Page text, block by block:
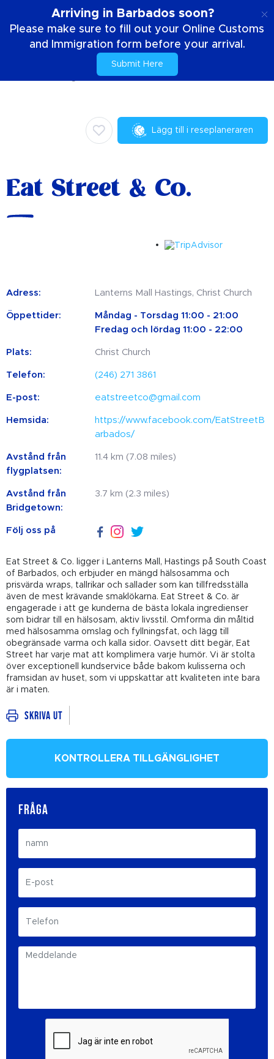
Arriving in Barbados soon?
Please make sure to fill out your Online Customs
and Immigration form before your arrival.
Submit Here
Kulinariska Eat Street & Co.
Lägg till i reseplaneraren
Eat Street & Co.
Adress: Lanterns Mall Hastings, Christ Church
Öppettider:
Måndag - Torsdag 11:00 - 21:00
Fredag ​​och lördag 11:00 - 22:00
Plats: Christ Church
Telefon: (246) 271 3861
E-post: eatstreetco@gmail.com
Hemsida:
https://www.facebook.com/EatStreetB
arbados/
Avstånd från
flygplatsen:
11.4 km (7.08 miles)
Avstånd från
Bridgetown:
3.7 km (2.3 miles)
Följ oss på
Eat Street & Co. ligger i Lanterns Mall, Hastings på South Coast
of Barbados, och erbjuder en mängd hälsosamma och
prisvärda wraps, tallrikar och sallader som kan tillfredsställa
även de mest krävande smaklökarna. Eat Street & Co. är
engagerade i att ge kunderna de bästa lokala ingredienser
som bidrar till en hälsosam, aktiv livsstil. Omforma din måltid
med hälsosamma omslag och fyllningsfat, och lägg till
obegränsade varma och kalla sidor. Oavsett ditt begär, Eat
Street har varje mat att komplimera varje humör. Vi är stolta
över exceptionell kundservice både bakom kulisserna och
framsidan av huset, som vi uppskattar att kvaliteten inte bara
är i maten.
Skriva ut
KONTROLLERA TILLGÄNGLIGHET
FRÅGA